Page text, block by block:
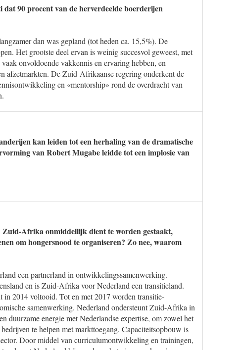
90 procent van de herverdeelde boerderijen
dan was gepland (tot heden ca. 15,5%). De
Het grootste deel ervan is weinig succesvol geweest, met
onvoldoende vakkennis en ervaring hebben, en
afzetmarkten. De Zuid-Afrikaanse regering onderkent de
en «mentorship» rond de overdracht van
kan leiden tot een herhaling van de dramatische
van Robert Mugabe leidde tot een implosie van
Afrika onmiddellijk dient te worden gestaakt,
om hongersnood te organiseren? Zo nee, waarom
een partnerland in ontwikkelingssamenwerking.
en is Zuid-Afrika voor Nederland een transitieland.
in 2014 voltooid. Tot en met 2017 worden transitie-
samenwerking. Nederland ondersteunt Zuid-Afrika in
duurzame energie met Nederlandse expertise, om zowel het
te helpen met markttoegang. Capaciteitsopbouw is
Door middel van curriculumontwikkeling en trainingen,